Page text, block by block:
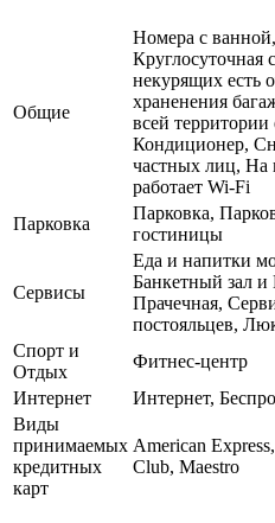
Общие
Номера с
Круглосуточная
некурящих есть
храненения
всей территории
Кондиционер,
частных лиц, На
работает Wi-Fi
Парковка
Парковка,
гостиницы
Сервисы
Еда и напитки
Банкетный зал и
Прачечная,
постояльцев,
Спорт и
Отдых
Фитнес-центр
Интернет
Интернет,
Виды
принимаемых
кредитных
карт
American
Club, Maestro